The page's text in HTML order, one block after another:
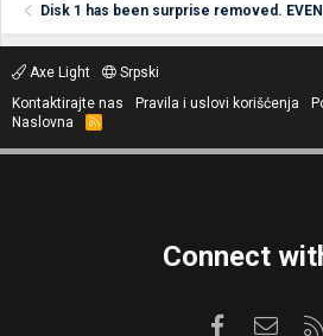
Disk 1 has been surprise removed.
Axe Light
Srpski
Kontaktirajte nas
Pravila i uslovi korišćenja
Naslovna
R
S
Connect
Facebook